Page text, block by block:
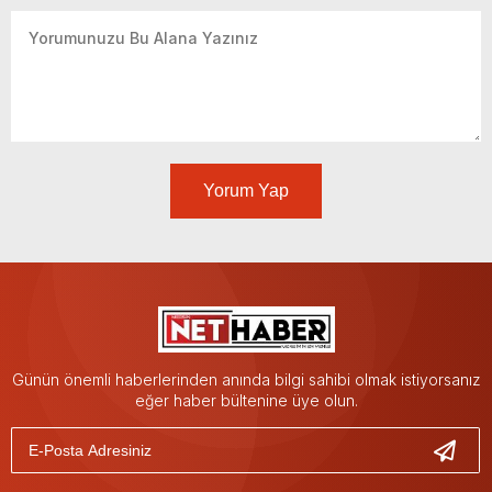
Yorum Yap
Günün önemli haberlerinden anında bilgi sahibi olmak istiyorsanız
eğer haber bültenine üye olun.